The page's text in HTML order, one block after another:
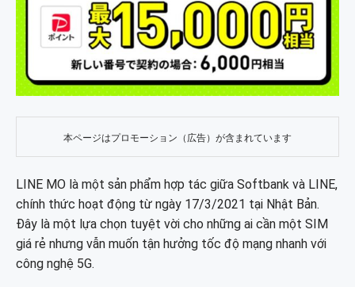
本ページはプロモーション（広告）が含まれています
LINE MO là một sản phẩm hợp tác giữa Softbank và LINE,
chính thức hoạt động từ ngày 17/3/2021 tại Nhật Bản.
Đây là một lựa chọn tuyệt vời cho những ai cần một SIM
giá rẻ nhưng vẫn muốn tận hưởng tốc độ mạng nhanh với
công nghệ 5G.